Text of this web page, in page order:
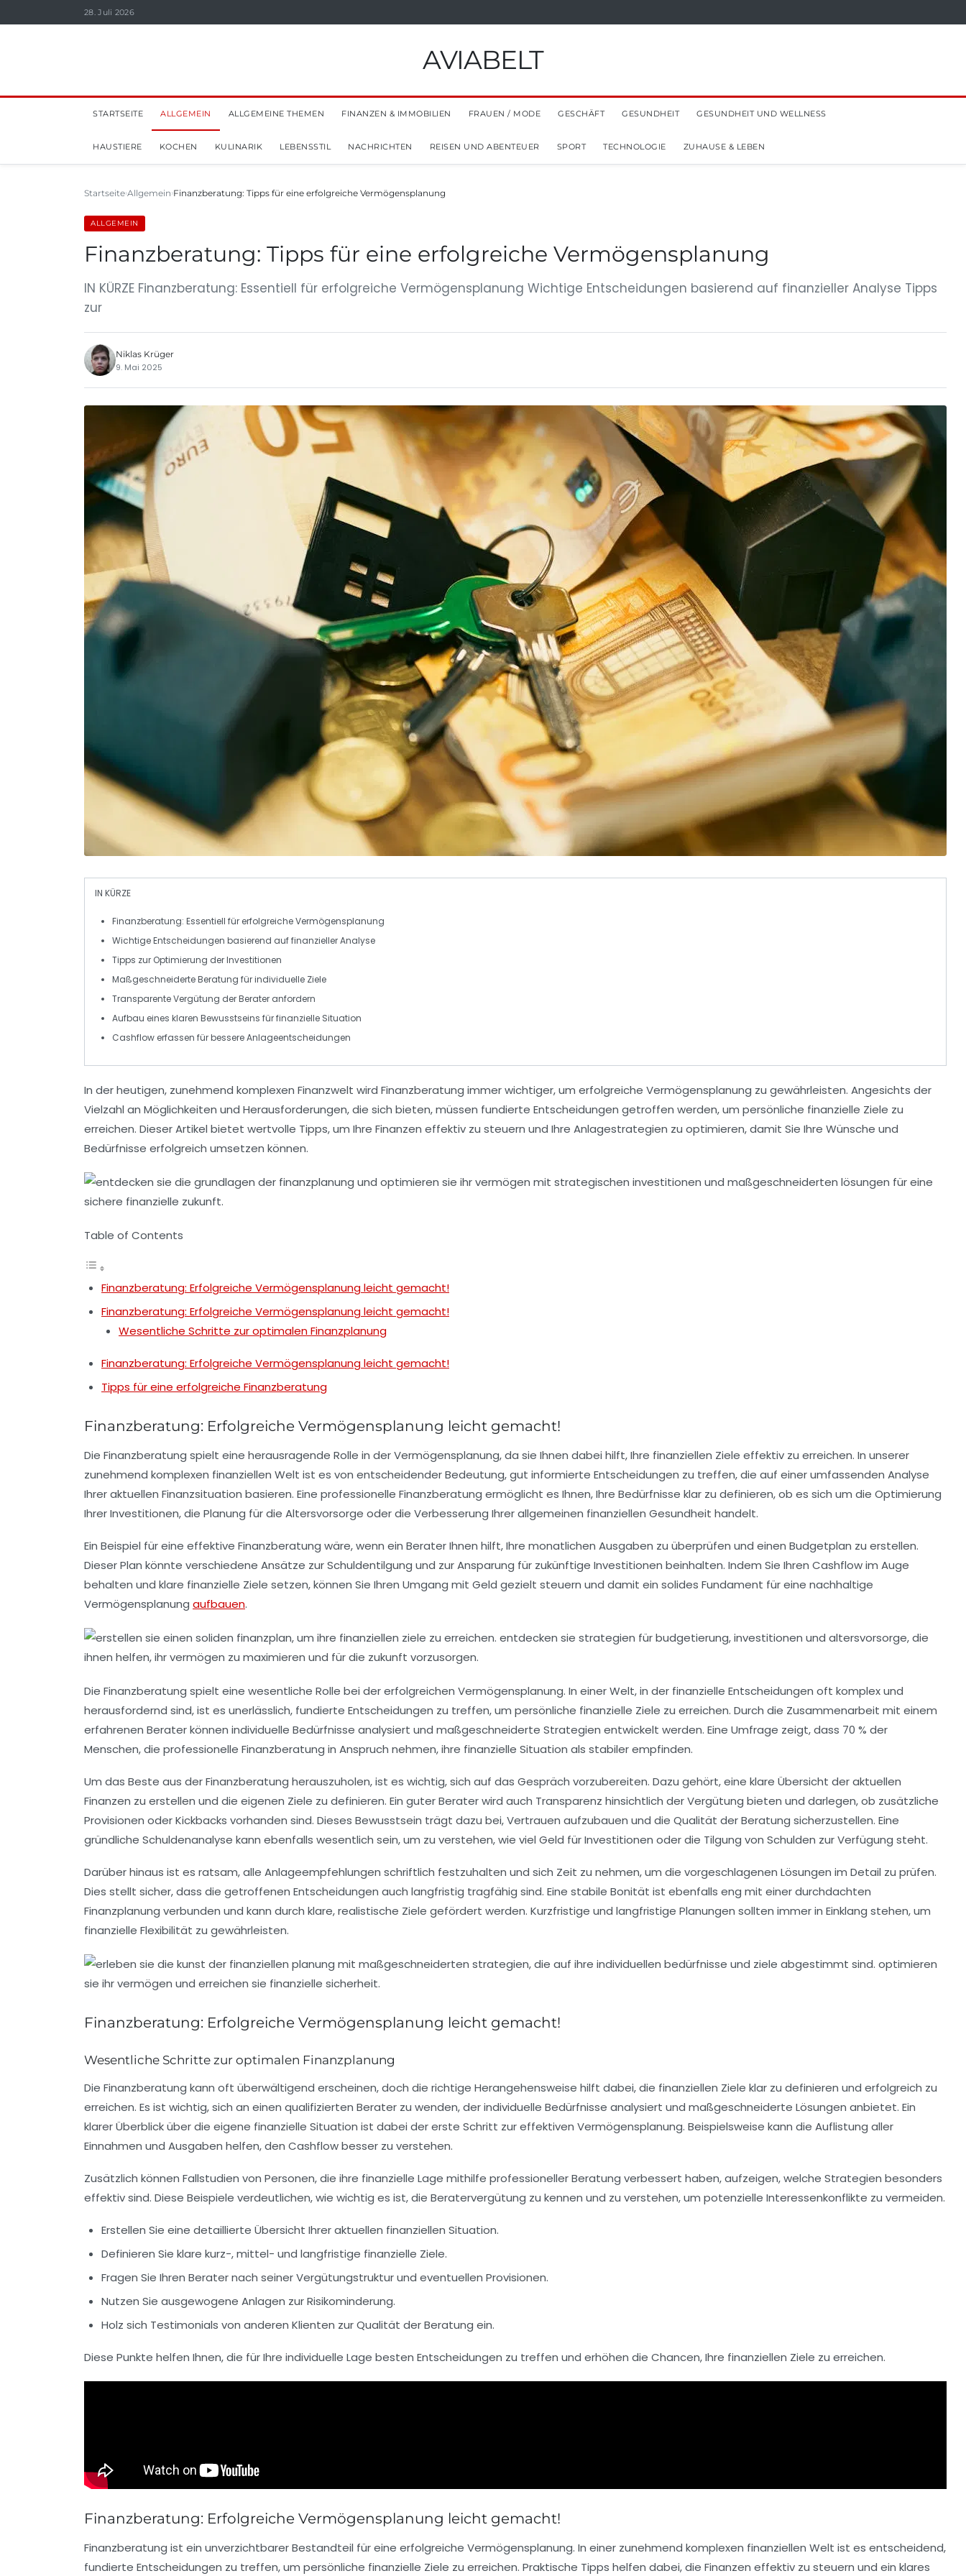
28. Juli 2026
AVIABELT
STARTSEITE ALLGEMEIN ALLGEMEINE THEMEN FINANZEN & IMMOBILIEN FRAUEN / MODE GESCHÄFT GESUNDHEIT GESUNDHEIT UND WELLNESS
HAUSTIERE KOCHEN KULINARIK LEBENSSTIL NACHRICHTEN REISEN UND ABENTEUER SPORT TECHNOLOGIE ZUHAUSE & LEBEN
Startseite Allgemein Finanzberatung: Tipps für eine erfolgreiche Vermögensplanung
ALLGEMEIN
Finanzberatung: Tipps für eine erfolgreiche Vermögensplanung
IN KÜRZE Finanzberatung: Essentiell für erfolgreiche Vermögensplanung Wichtige Entscheidungen basierend auf finanzieller Analyse Tipps
zur
Niklas Krüger
9. Mai 2025
IN KÜRZE
Finanzberatung: Essentiell für erfolgreicheVermögensplanung
Wichtige Entscheidungen basierend auffinanzieller Analyse
Tipps zur Optimierung derInvestitionen
MaßgeschneiderteBeratung für individuelle Ziele
TransparenteVergütung der Berater anfordern
Aufbau eines klaren Bewusstseins fürfinanzielle Situation
Cashflow erfassen für bessereAnlageentscheidungen
In der heutigen, zunehmend komplexen Finanzwelt wird Finanzberatung immer wichtiger, um erfolgreiche Vermögensplanung zu gewährleisten. Angesichts der
Vielzahl an Möglichkeiten und Herausforderungen, die sich bieten, müssen fundierte Entscheidungen getroffen werden, um persönliche finanzielle Ziele zu
erreichen. Dieser Artikel bietet wertvolle Tipps, um Ihre Finanzen effektiv zu steuern und Ihre Anlagestrategien zu optimieren, damit Sie Ihre Wünsche und
Bedürfnisse erfolgreich umsetzen können.
Table of Contents
Finanzberatung: Erfolgreiche Vermögensplanung leicht gemacht!
Finanzberatung: Erfolgreiche Vermögensplanung leicht gemacht!
Wesentliche Schritte zur optimalen Finanzplanung
Finanzberatung: Erfolgreiche Vermögensplanung leicht gemacht!
Tipps für eine erfolgreiche Finanzberatung
Finanzberatung: Erfolgreiche Vermögensplanung leicht gemacht!
Die Finanzberatung spielt eine herausragende Rolle in derVermögensplanung, da sie Ihnen dabei hilft, Ihre finanziellen Ziele effektiv zu erreichen. In unserer
zunehmend komplexen finanziellen Welt ist es von entscheidender Bedeutung, gut informierte Entscheidungen zu treffen, die auf einer umfassenden Analyse
Ihrer aktuellen Finanzsituation basieren. Eine professionelle Finanzberatung ermöglicht es Ihnen, Ihre Bedürfnisse klar zu definieren, ob es sich um die Optimierung
IhrerInvestitionen, die Planung für die Altersvorsorge oder die Verbesserung Ihrer allgemeinen finanziellen Gesundheit handelt.
Ein Beispiel für eine effektive Finanzberatung wäre, wenn ein Berater Ihnen hilft, Ihre monatlichen Ausgaben zu überprüfen und einen Budgetplan zu erstellen.
Dieser Plan könnte verschiedene Ansätze zurSchuldentilgung und zur Ansparung für zukünftige Investitionen beinhalten. Indem Sie Ihren Cashflowim Auge
behalten und klare finanzielle Ziele setzen, können Sie Ihren Umgang mit Geld gezielt steuern und damit ein solides Fundament für eine nachhaltige
Vermögensplanung aufbauen.
Die Finanzberatung spielt eine wesentliche Rolle bei der erfolgreichen Vermögensplanung. In einer Welt, in der finanzielle Entscheidungen oft komplex und
herausfordernd sind, ist es unerlässlich, fundierte Entscheidungen zu treffen, um persönliche finanzielle Ziele zu erreichen. Durch die Zusammenarbeit mit einem
erfahrenen Berater können individuelle Bedürfnisse analysiert und maßgeschneiderte Strategien entwickelt werden. Eine Umfrage zeigt, dass 70 % der
Menschen, die professionelle Finanzberatung in Anspruch nehmen, ihre finanzielle Situation als stabiler empfinden.
Um das Beste aus der Finanzberatung herauszuholen, ist es wichtig, sich auf das Gespräch vorzubereiten. Dazu gehört, eine klare Übersicht der aktuellen
Finanzen zu erstellen und die eigenen Ziele zu definieren. Ein guter Berater wird auch Transparenz hinsichtlich derVergütung bieten und darlegen, ob zusätzliche
Provisionen oder Kickbacks vorhanden sind. Dieses Bewusstsein trägt dazu bei, Vertrauen aufzubauen und die Qualität der Beratung sicherzustellen. Eine
gründliche Schuldenanalyse kann ebenfalls wesentlich sein, um zu verstehen, wie viel Geld für Investitionen oder die Tilgung von Schulden zur Verfügung steht.
Darüber hinaus ist es ratsam, alle Anlageempfehlungen schriftlich festzuhalten und sich Zeit zu nehmen, um die vorgeschlagenen Lösungen im Detail zu prüfen.
Dies stellt sicher, dass die getroffenen Entscheidungen auch langfristig tragfähig sind. Eine stabile Bonität ist ebenfalls eng mit einer durchdachten
Finanzplanung verbunden und kann durch klare, realistische Ziele gefördert werden. Kurzfristige und langfristige Planungen sollten immer in Einklang stehen, um
finanzielle Flexibilität zu gewährleisten.
Finanzberatung: Erfolgreiche Vermögensplanung leicht gemacht!
Wesentliche Schritte zur optimalen Finanzplanung
Die Finanzberatung kann oft überwältigend erscheinen, doch die richtige Herangehensweise hilft dabei, die finanziellen Ziele klar zu definieren und erfolgreich zu
erreichen. Es ist wichtig, sich an einen qualifizierten Berater zu wenden, der individuelle Bedürfnisse analysiert und maßgeschneiderte Lösungen anbietet. Ein
klarer Überblicküber die eigene finanzielle Situation ist dabei der erste Schritt zur effektiven Vermögensplanung. Beispielsweise kann die Auflistung aller
Einnahmen und Ausgaben helfen, den Cashflow besser zu verstehen.
Zusätzlich können Fallstudien von Personen, die ihre finanzielle Lage mithilfe professioneller Beratung verbessert haben, aufzeigen, welche Strategien besonders
effektiv sind. Diese Beispiele verdeutlichen, wie wichtig es ist, die Beratervergütung zu kennen und zu verstehen, um potenzielle Interessenkonflikte zu vermeiden.
Erstellen Sie eine detaillierte Übersicht Ihrer aktuellen finanziellen Situation.
Definieren Sie klare kurz-, mittel- und langfristige finanzielle Ziele.
Fragen Sie Ihren Berater nach seiner Vergütungstruktur und eventuellen Provisionen.
Nutzen Sie ausgewogene Anlagen zur Risikominderung.
Holz sich Testimonials von anderen Klienten zur Qualität der Beratung ein.
Diese Punkte helfen Ihnen, die für Ihre individuelle Lage besten Entscheidungen zu treffen und erhöhen die Chancen, Ihre finanziellen Ziele zu erreichen.
Finanzberatung: Erfolgreiche Vermögensplanung leicht gemacht!
Finanzberatung ist ein unverzichtbarer Bestandteil für eine erfolgreiche Vermögensplanung. In einer zunehmend komplexen finanziellen Welt ist es entscheidend,
fundierte Entscheidungen zu treffen, um persönliche finanzielle Ziele zu erreichen. Praktische Tipps helfen dabei, die Finanzen effektiv zu steuern und ein klares